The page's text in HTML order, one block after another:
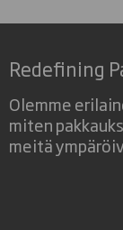
Redefining
Olemme
miten
meitä